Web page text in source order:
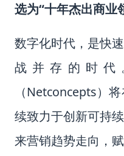
选为“十年杰出商业
数字化时代，是快
战并存的时代
（Netconcepts）
续致力于创新可持
来营销趋势走向，